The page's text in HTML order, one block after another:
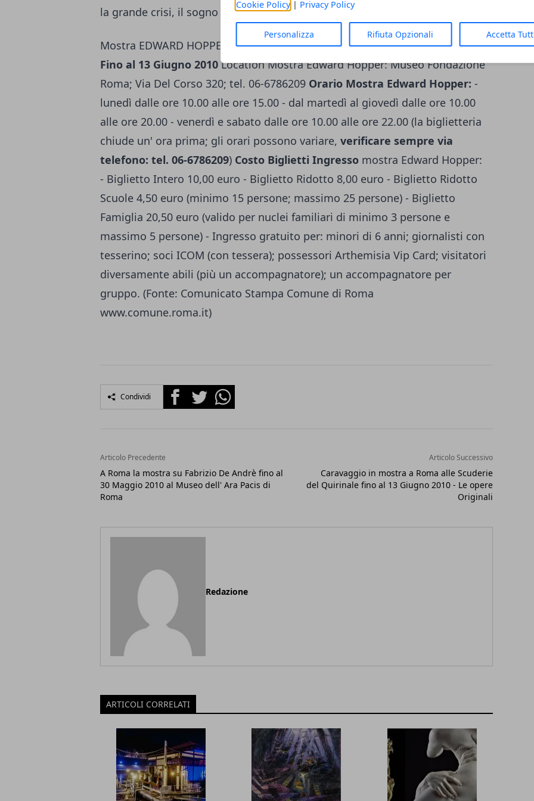
Cookie Policy| Privacy Policy
Personalizza Rifiuta Opzionali Accetta
la grande crisi, il sogno dei Kennedy, il boom economico.
Mostra EDWARD HOPPER Museo Fondazione Roma
Fino al 13 Giugno 2010Location Mostra Edward Hopper: Museo Fondazione
Roma; Via Del Corso 320; tel. 06-6786209 Orario Mostra Edward Hopper: -
lunedì dalle ore 10.00 alle ore 15.00 - dal martedì al giovedì dalle ore 10.00
alle ore 20.00 - venerdì e sabato dalle ore 10.00 alle ore 22.00 (la biglietteria
chiude un' ora prima; gli orari possono variare, verificare sempre via
telefono: tel. 06-6786209) Costo Biglietti Ingresso mostra Edward Hopper:
- Biglietto Intero 10,00 euro - Biglietto Ridotto 8,00 euro - Biglietto Ridotto
Scuole 4,50 euro (minimo 15 persone; massimo 25 persone) - Biglietto
Famiglia 20,50 euro (valido per nuclei familiari di minimo 3 persone e
massimo 5 persone) - Ingresso gratuito per: minori di 6 anni; giornalisti con
tesserino; soci ICOM (con tessera); possessori Arthemisia Vip Card; visitatori
diversamente abili (più un accompagnatore); un accompagnatore per
gruppo. (Fonte: Comunicato Stampa Comune di Roma
www.comune.roma.it)
Condividi FacebookTwitterWhatsapp
Articolo Precedente
A Roma la mostra su Fabrizio De Andrè fino al
30 Maggio 2010 al Museo dell' Ara Pacis di
Roma
Articolo Successivo
Caravaggio in mostra a Roma alle Scuderie
del Quirinale fino al 13 Giugno 2010 - Le opere
Originali
Redazione
ARTICOLI CORRELATI